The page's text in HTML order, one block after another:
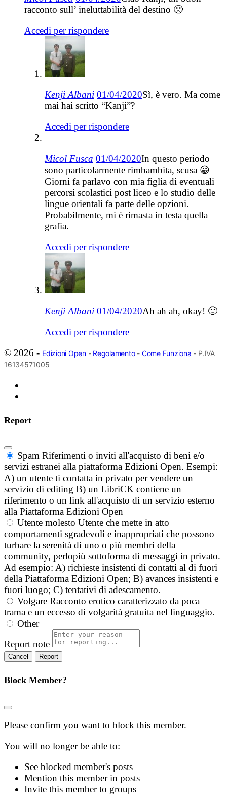
racconto sull’ ineluttabilità del destino 🙁
Accedi per rispondere
Kenji Albani 01/04/2020Sì, è vero. Ma come
mai hai scritto “Kanji”?
Accedi per rispondere
Micol Fusca 01/04/2020In questo periodo
sono particolarmente rimbambita, scusa 😀
Giorni fa parlavo con mia figlia di eventuali
percorsi scolastici post liceo e lo studio delle
lingue orientali fa parte delle opzioni.
Probabilmente, mi è rimasta in testa quella
grafia.
Accedi per rispondere
Kenji Albani 01/04/2020Ah ah ah, okay! 🙂
Accedi per rispondere
© 2026 - Edizioni Open- Regolamento- Come Funziona - P.IVA
16134571005
Report
Spam Riferimenti o inviti all'acquisto di beni e/o
servizi estranei alla piattaforma Edizioni Open. Esempi:
A) un utente ti contatta in privato per vendere un
servizio di editing B) un LibriCK contiene un
riferimento o un link all'acquisto di un servizio esterno
alla Piattaforma Edizioni Open
Utente molesto Utente che mette in atto
comportamenti sgradevoli e inappropriati che possono
turbare la serenità di uno o più membri della
community, perlopiù sottoforma di messaggi in privato.
Ad esempio: A) richieste insistenti di contatti al di fuori
della Piattaforma Edizioni Open; B) avances insistenti e
fuori luogo; C) tentativi di adescamento.
Volgare Racconto erotico caratterizzato da poca
trama e un eccesso di volgarità gratuita nel linguaggio.
Other
Report note
Report
Block Member?
Please confirm you want to block this member.
You will no longer be able to:
See blocked member's posts
Mention this member in posts
Invite this member to groups